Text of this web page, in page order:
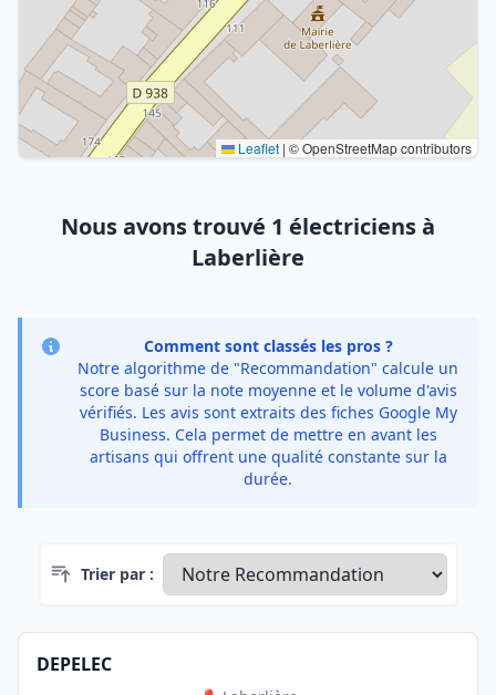
Leaflet | © OpenStreetMap contributors
Nous avons trouvé 1 électriciens à
Laberlière
Comment sont classés les pros ?
Notre algorithme de "Recommandation" calcule un
score basé sur la note moyenne et le volume d'avis
vérifiés. Les avis sont extraits des fiches Google My
Business. Cela permet de mettre en avant les
artisans qui offrent une qualité constante sur la
durée.
Trier par :
DEPELEC